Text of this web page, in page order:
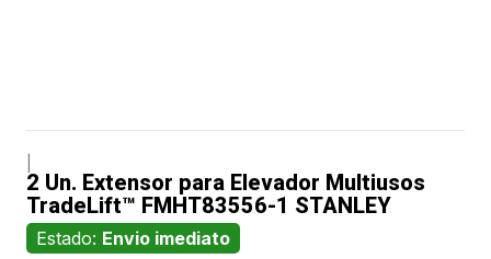
2 Un. Extensor para Elevador Multiusos
TradeLift™ FMHT83556-1 STANLEY
Estado: Envio imediato